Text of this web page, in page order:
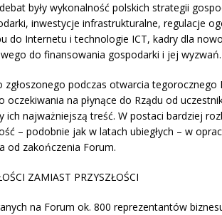
były wykonalność polskich strategii
inwestycje infrastrukturalne, regulacje
do Internetu i technologie ICT, kadry dla
do finansowania gospodarki i jej wyzwań.
zgłoszonego podczas otwarcia tegorocznego
oczekiwania na płynące do Rządu od
ich najważniejszą treść. W postaci bardziej
– podobnie jak w latach ubiegłych – w
od zakończenia Forum.
ZAMIAST PRZYSZŁOŚCI
na Forum ok. 800 reprezentantów